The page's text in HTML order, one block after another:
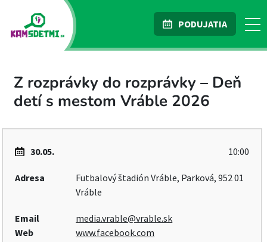
PODUJATIA
Z rozprávky do rozprávky – Deň
detí s mestom Vráble 2026
30.05. 10:00
Adresa
Futbalový štadión Vráble, Parková, 952 01
Vráble
Email
media.vrable@vrable.sk
Web
www.facebook.com